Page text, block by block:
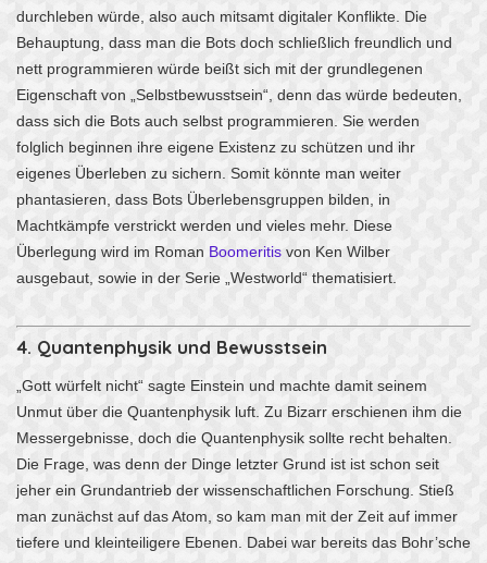
durchleben würde, also auch mitsamt digitaler Konflikte. Die
Behauptung, dass man die Bots doch schließlich freundlich und
nett programmieren würde beißt sich mit der grundlegenen
Eigenschaft von „Selbstbewusstsein“, denn das würde bedeuten,
dass sich die Bots auch selbst programmieren. Sie werden
folglich beginnen ihre eigene Existenz zu schützen und ihr
eigenes Überleben zu sichern. Somit könnte man weiter
phantasieren, dass Bots Überlebensgruppen bilden, in
Machtkämpfe verstrickt werden und vieles mehr. Diese
Überlegung wird im Roman Boomeritis von Ken Wilber
ausgebaut, sowie in der Serie „Westworld“ thematisiert.
4. Quantenphysik und Bewusstsein
„Gott würfelt nicht“ sagte Einstein und machte damit seinem
Unmut über die Quantenphysik luft. Zu Bizarr erschienen ihm die
Messergebnisse, doch die Quantenphysik sollte recht behalten.
Die Frage, was denn der Dinge letzter Grund ist ist schon seit
jeher ein Grundantrieb der wissenschaftlichen Forschung. Stieß
man zunächst auf das Atom, so kam man mit der Zeit auf immer
tiefere und kleinteiligere Ebenen. Dabei war bereits das Bohr’sche